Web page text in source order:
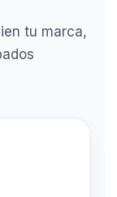
tu marca,